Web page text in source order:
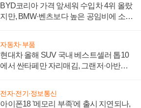
BYD코리아 가격 앞세워 수입차 4위 올랐
지만, BMW·벤츠보다 높은 공임비에 소비
자동차·부품
현대차 올해 SUV 국내 베스트셀러 톱10
에서 싼타페만 자리매김, 그랜저·아반떼
전자·전기·정보통신
아이폰18 '메모리 부족'에 출시 지연되나,